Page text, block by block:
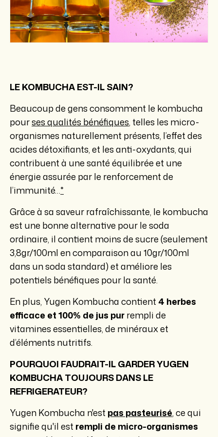
LE KOMBUCHA EST-IL SAIN?
Beaucoup de gens consomment le kombucha
pourses qualités bénéfiques, telles les micro-
organismes naturellement présents, l’effet des
acides détoxifiants, et les anti-oxydants, qui
contribuent à une santé équilibrée et une
énergie assurée par le renforcement de
l’immunité…*
Grâce à sa saveur rafraîchissante, le kombucha
est une bonne alternative pour le soda
ordinaire, il contient moins de sucre (seulement
3,8gr/100ml en comparaison au 10gr/100ml
dans un soda standard) et améliore les
potentiels bénéfiques pour la santé.
En plus, Yugen Kombucha contient 4 herbes
efficace et 100% de jus purrempli de
vitamines essentielles, de minéraux et
d’éléments nutritifs.
POURQUOI FAUDRAIT-IL GARDER YUGEN
KOMBUCHA TOUJOURS DANS LE
REFRIGERATEUR?
Yugen Kombucha n'est pas pasteurisé, ce qui
signifie qu'il est rempli de micro-organismes